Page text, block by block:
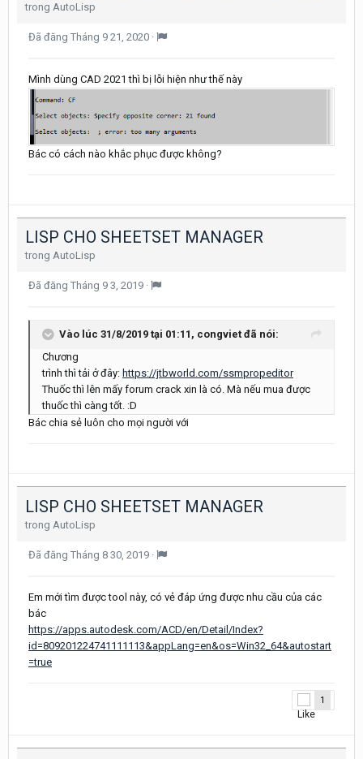
trong AutoLisp
Đã đăng Tháng 9 21, 2020 ·
Mình dùng CAD 2021 thì bị lỗi hiện như thế này
Bác có cách nào khắc phục được không?
LISP CHO SHEETSET MANAGER
trong AutoLisp
Đã đăng Tháng 9 3, 2019 ·
Vào lúc 31/8/2019 tại 01:11, congviet đã nói:
Chương
trình thì tải ở đây: https://jtbworld.com/ssmpropeditor
Thuốc thì lên mấy forum crack xin là có. Mà nếu mua được
thuốc thì càng tốt. :D
Bác chia sẻ luôn cho mọi người với
LISP CHO SHEETSET MANAGER
trong AutoLisp
Đã đăng Tháng 8 30, 2019 ·
Em mới tìm được tool này, có vẻ đáp ứng được nhu cầu của các
bác
https://apps.autodesk.com/ACD/en/Detail/Index?
id=809201224741111113&appLang=en&os=Win32_64&autostart
=true
1